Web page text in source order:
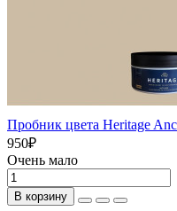
Пробник цвета Heritage
950₽
Очень мало
В корзину